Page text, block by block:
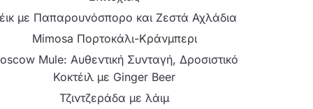
με Παπαρουνόσπορο και Ζεστά Αχλάδια
Mimosa Πορτοκάλι-Κράνμπερι
Mule: Αυθεντική Συνταγή, Δροσιστικό
Κοκτέιλ με Ginger Beer
Τζιντζεράδα με λάιμ